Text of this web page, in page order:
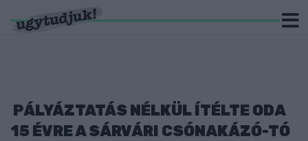
PÁLYÁZTATÁS NÉLKÜL ÍTÉLTE ODA
15 ÉVRE A SÁRVÁRI CSÓNAKÁZÓ-TÓ